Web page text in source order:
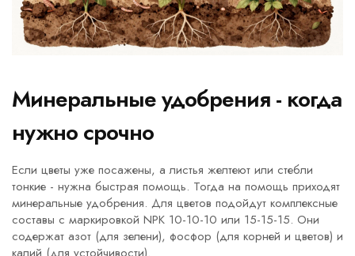
Минеральные удобрения - когда
нужно срочно
Если цветы уже посажены, а листья желтеют или стебли
тонкие - нужна быстрая помощь. Тогда на помощь приходят
минеральные удобрения. Для цветов подойдут комплексные
составы с маркировкой NPK 10-10-10 или 15-15-15. Они
содержат азот (для зелени), фосфор (для корней и цветов) и